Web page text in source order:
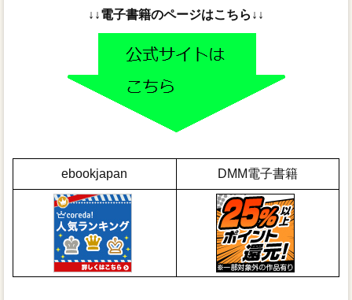
↓↓電子書籍のページはこちら↓↓
ebookjapan DMM電子書籍